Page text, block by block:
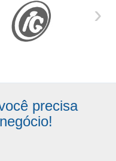
›
precisa